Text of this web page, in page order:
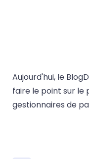
Aujourd'hui, le
faire le point sur le
gestionnaires de